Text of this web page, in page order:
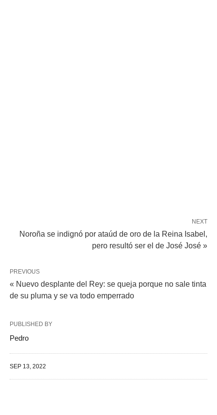
NEXT
Noroña se indignó por ataúd de oro de la Reina Isabel,
pero resultó ser el de José José »
PREVIOUS
« Nuevo desplante del Rey: se queja porque no sale tinta
de su pluma y se va todo emperrado
PUBLISHED BY
Pedro
SEP 13, 2022